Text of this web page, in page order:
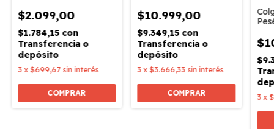
$2.099,00
$1.784,15 con
Transferencia o
depósito
3 x $699,67 sin interés
$10.999,00
$9.349,15 con
Transferencia o
depósito
3 x$3.666,33 sin interés
3 x